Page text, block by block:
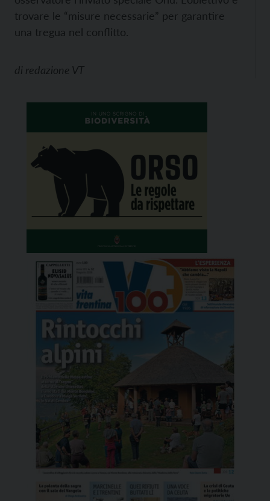
trovare le “misure necessarie” per garantire
una tregua nel conflitto.
di redazione VT